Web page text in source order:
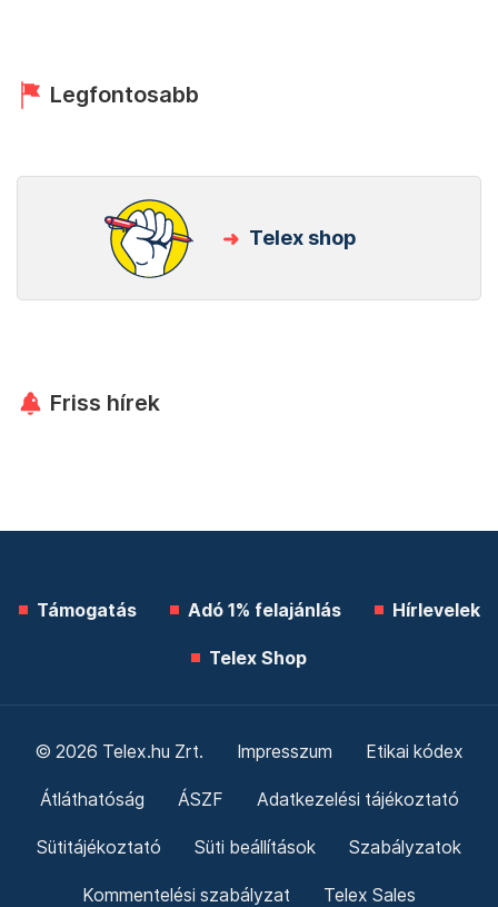
Legfontosabb
Telex shop
Friss hírek
Támogatás Adó 1% felajánlás Hírlevelek
Telex Shop
© 2026 Telex.hu Zrt. Impresszum Etikai kódex
Átláthatóság ÁSZF Adatkezelési tájékoztató
Sütitájékoztató Süti beállítások Szabályzatok
Kommentelési szabályzat Telex Sales